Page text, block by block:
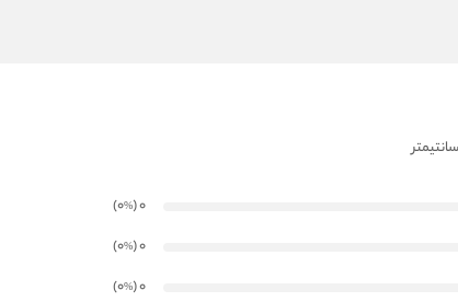
0
(0
%
)
0
(0
%
)
0
(0
%
)